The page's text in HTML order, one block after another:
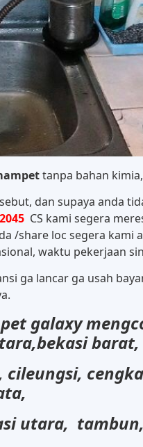
tanpa bahan
dan supaya anda
CS kami segera
/share loc segera
waktu pekerjaan
ga lancar ga usah
galaxy
bekasi barat,
cileungsi,
utara,